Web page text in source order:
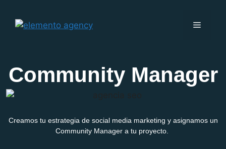
Creamos tu estrategia de social media marketing y asignamos un
Community Manager a tu proyecto.
Community Manager